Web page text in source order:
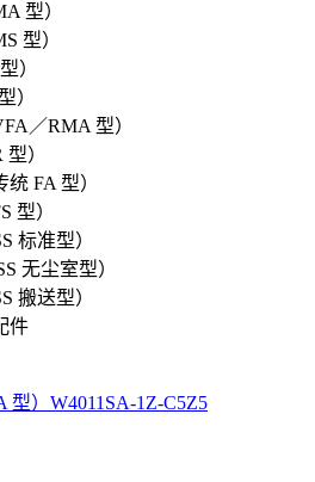
型）
型）
）
）
／RMA 型）
）
FA 型）
型）
标准型）
无尘室型）
搬送型）
件
型） W4011SA-1Z-C5Z5